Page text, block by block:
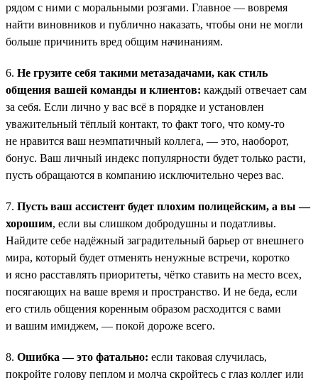
рядом с ними с моральными розгами. Главное — вовремя
найти виновников и публично наказать, чтобы они не могли
больше причинить вред общим начинаниям.
6. Не грузите себя такими метазадачами, как стиль
общения вашей команды и клиентов: каждый отвечает сам
за себя. Если лично у вас всё в порядке и установлен
уважительный тёплый контакт, то факт того, что кому-то
не нравится ваш неэмпатичный коллега, — это, наоборот,
бонус. Ваш личный индекс популярности будет только расти,
пусть обращаются в компанию исключительно через вас.
7. Пусть ваш ассистент будет плохим полицейским, а вы —
хорошим, если вы слишком добродушны и податливы.
Найдите себе надёжный заградительный барьер от внешнего
мира, который будет отменять ненужные встречи, коротко
и ясно расставлять приоритеты, чётко ставить на место всех,
посягающих на ваше время и пространство. И не беда, если
его стиль общения коренным образом расходится с вами
и вашим имиджем, — покой дороже всего.
8. Ошибка — это фатально: если таковая случилась,
покройте голову пеплом и молча скройтесь с глаз коллег или